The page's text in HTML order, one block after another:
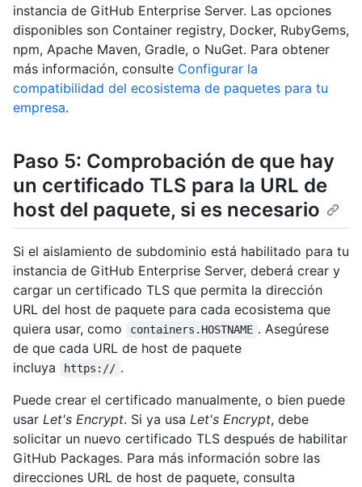
instancia de GitHub Enterprise Server. Las opciones
disponibles son Container registry, Docker, RubyGems,
npm, Apache Maven, Gradle, o NuGet. Para obtener
más información, consulte Configurar la
compatibilidad del ecosistema de paquetes para tu
empresa.
Paso 5: Comprobación de que hay
un certificado TLS para la URL de
host del paquete, si es necesario
Si el aislamiento de subdominio está habilitado para tu
instancia de GitHub Enterprise Server, deberá crear y
cargar un certificado TLS que permita la dirección
URL del host de paquete para cada ecosistema que
quiera usar, como
containers.HOSTNAME . Asegúrese
de que cada URL de host de paquete
incluya
https:// .
Puede crear el certificado manualmente, o bien puede
usar Let's Encrypt. Si ya usa Let's Encrypt, debe
solicitar un nuevo certificado TLS después de habilitar
GitHub Packages. Para más información sobre las
direcciones URL de host de paquete, consulta